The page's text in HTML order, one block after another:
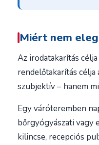
Miért nem
Az irodatakarítás
rendelőtakarítás
szubjektív – hanem
Egy váróteremben
bőrgyógyászati vagy
kilincse, recepciós